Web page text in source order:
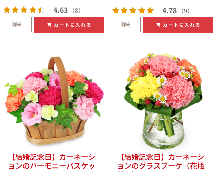
4.63 （8）
詳細 カートに入れる
4.78 （9）
詳細 カートに入れる
【結婚記念日】カーネーシ
ョンのハーモニーバスケッ
【結婚記念日】カーネーシ
ョンのグラスブーケ（花瓶